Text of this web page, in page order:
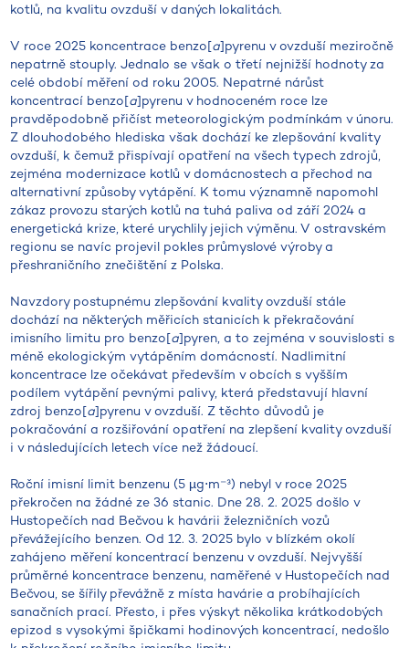
kotlů, na kvalitu ovzduší v daných lokalitách.
V roce 2025 koncentrace benzo[a]pyrenu v ovzduší meziročně
nepatrně stouply. Jednalo se však o třetí nejnižší hodnoty za
celé období měření od roku 2005. Nepatrné nárůst
koncentrací benzo[a]pyrenu v hodnoceném roce lze
pravděpodobně přičíst meteorologickým podmínkám v únoru.
Z dlouhodobého hlediska však dochází ke zlepšování kvality
ovzduší, k čemuž přispívají opatření na všech typech zdrojů,
zejména modernizace kotlů v domácnostech a přechod na
alternativní způsoby vytápění. K tomu významně napomohl
zákaz provozu starých kotlů na tuhá paliva od září 2024 a
energetická krize, které urychlily jejich výměnu. V ostravském
regionu se navíc projevil pokles průmyslové výroby a
přeshraničního znečištění z Polska.
Navzdory postupnému zlepšování kvality ovzduší stále
dochází na některých měřicích stanicích k překračování
imisního limitu pro benzo[a]pyren, a to zejména v souvislosti s
méně ekologickým vytápěním domácností. Nadlimitní
koncentrace lze očekávat především v obcích s vyšším
podílem vytápění pevnými palivy, která představují hlavní
zdroj benzo[a]pyrenu v ovzduší. Z těchto důvodů je
pokračování a rozšiřování opatření na zlepšení kvality ovzduší
i v následujících letech více než žádoucí.
Roční imisní limit benzenu (5 µg⋅m⁻³) nebyl v roce 2025
překročen na žádné ze 36 stanic. Dne 28. 2. 2025 došlo v
Hustopečích nad Bečvou k havárii železničních vozů
převážejícího benzen. Od 12. 3. 2025 bylo v blízkém okolí
zahájeno měření koncentrací benzenu v ovzduší. Nejvyšší
průměrné koncentrace benzenu, naměřené v Hustopečích nad
Bečvou, se šířily převážně z místa havárie a probíhajících
sanačních prací. Přesto, i přes výskyt několika krátkodobých
epizod s vysokými špičkami hodinových koncentrací, nedošlo